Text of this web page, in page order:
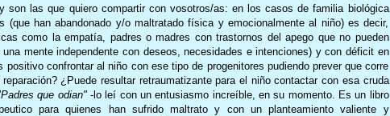
son las que quiero compartir con vosotros/as: en los casos de familia biológica
(que han abandonado y/o maltratado física y emocionalmente al niño) es decir,
como la empatía, padres o madres con trastornos del apego que no pueden
mente independente con deseos, necesidades e intenciones) y con déficit en
positivo confrontar al niño con ese tipo de progenitores pudiendo prever que corre
¿Puede resultar retraumatizante para el niño contactar con esa cruda
que odian"-lo leí con un entusiasmo increíble, en su momento. Es un libro
para quienes han sufrido maltrato y con un planteamiento valiente y